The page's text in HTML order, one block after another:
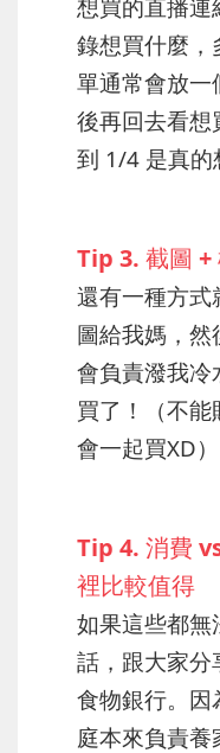
想買的直播連
錄想買什麼，
單通常會放一
後再回去看想
到 1/4 是真的
Tip 3. 截圖 +
還有一種方式
圖給我媽，
會負責潑我冷
買了！（不
會一起買XD）
Tip 4. 消費
裡比較值得
如果這些都無
話，跟大家
食物銀行。因
庭本來負責養